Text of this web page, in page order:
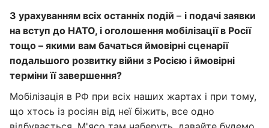
З урахуванням всіх останніх подій – і подачі заявки
на вступ до НАТО, і оголошення мобілізації в Росії
тощо – якими вам бачаться ймовірні сценарії
подальшого розвитку війни з Росією і ймовірні
терміни її завершення?
Мобілізація в РФ при всіх наших жартах і при тому,
що хтось із росіян від неї біжить, все одно